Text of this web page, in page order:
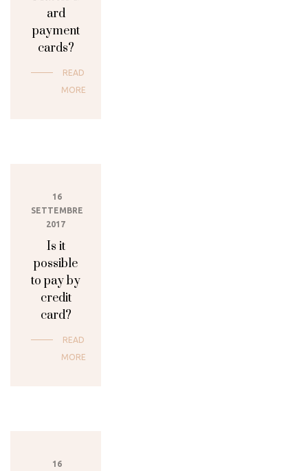
ard
payment
cards?
READ
MORE
16
SETTEMBRE
2017
Is it
possible
to pay by
credit
card?
READ
MORE
16